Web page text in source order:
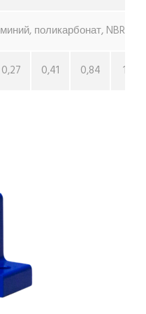
поликарбонат, NBR
0,27 0,41 0,84 1,19